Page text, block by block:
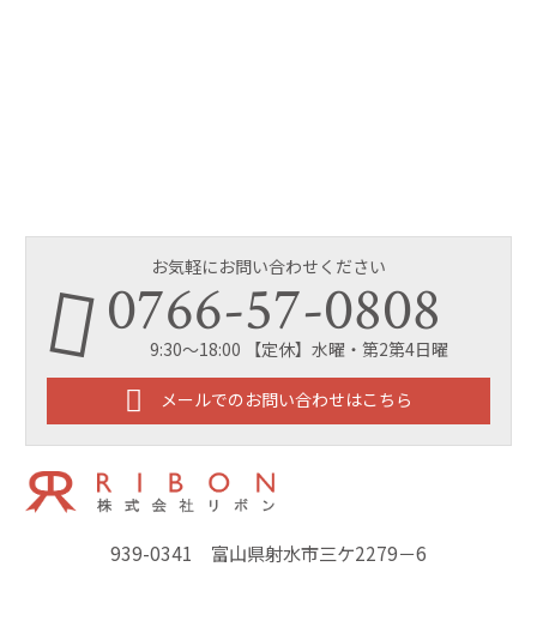
939-0341 富山県射水市三ケ2279－6
お気軽にお問い合わせください
0766-57-0808
9:30～18:00 【定休】水曜・第2第4日曜
メールでのお問い合わせはこちら